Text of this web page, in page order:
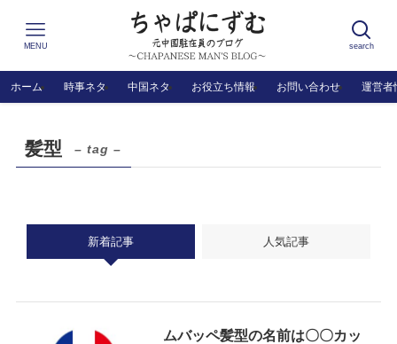
search
MENU
ホーム 時事ネタ 中国ネタ お役立ち情報 お問い合わせ 運営者
髪型 – tag –
新着記事 人気記事
ムバッペ髪型の名前は〇〇カッ